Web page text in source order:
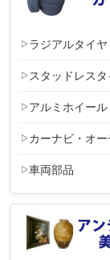
ラジアルタイヤ
スタッドレス
アルミホイール
カーナビ・オ
車両部品